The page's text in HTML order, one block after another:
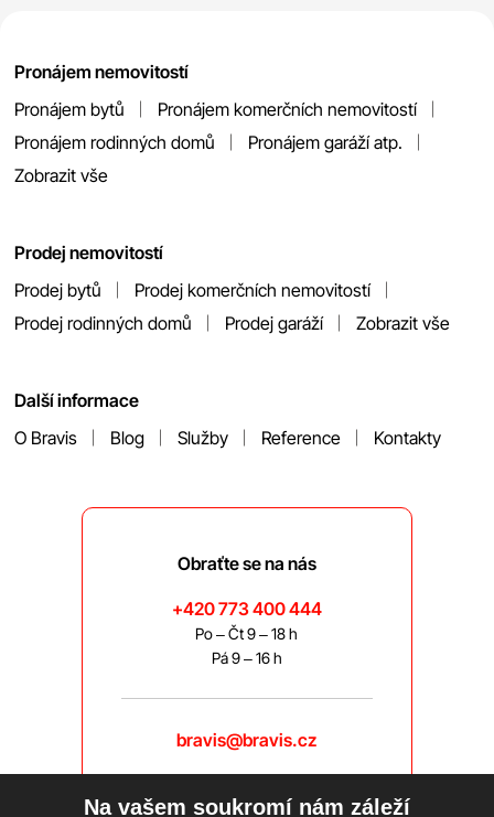
Pronájem nemovitostí
Pronájem bytů
Pronájem komerčních nemovitostí
Pronájem rodinných domů
Pronájem garáží atp.
Zobrazit vše
Prodej nemovitostí
Prodej bytů
Prodej komerčních nemovitostí
Prodej rodinných domů
Prodej garáží Zobrazit vše
Další informace
O Bravis
Blog Služby Reference Kontakty
Obraťte se na nás
+420 773 400 444
Po – Čt 9 – 18 h
Pá 9 – 16 h
bravis@bravis.cz
Na vašem soukromí nám záleží